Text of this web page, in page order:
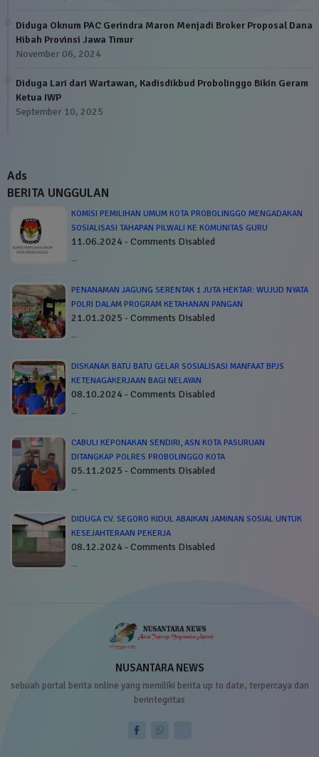
Diduga Oknum PAC Gerindra Maron Menjadi Broker Proposal Dana
Hibah Provinsi Jawa Timur
November 06, 2024
Diduga Lari dari Wartawan, Kadisdikbud Probolinggo Bikin Geram
Ketua IWP
September 10, 2025
Ads
BERITA UNGGULAN
KOMISI PEMILIHAN UMUM KOTA PROBOLINGGO MENGADAKAN
SOSIALISASI TAHAPAN PILWALI KE KOMUNITAS GURU
11.06.2024 - Comments Disabled
…
PENANAMAN JAGUNG SERENTAK 1 JUTA HEKTAR: WUJUD NYATA
POLRI DALAM PROGRAM KETAHANAN PANGAN
21.01.2025 - Comments Disabled
…
DISKANAK BATU BATU GELAR SOSIALISASI MANFAAT BPJS
KETENAGAKERJAAN BAGI NELAYAN
08.10.2024 - Comments Disabled
…
CABULI KEPONAKAN SENDIRI, ASN KOTA PASURUAN
DITANGKAP POLRES PROBOLINGGO KOTA
05.11.2025 - Comments Disabled
…
DIDUGA CV. SEGORO KIDUL ABAIKAN JAMINAN SOSIAL UNTUK
KESEJAHTERAAN PEKERJA
08.12.2024 - Comments Disabled
…
NUSANTARA NEWS
sebuah portal berita online yang memiliki berita up to date, terpercaya dan
berintegritas